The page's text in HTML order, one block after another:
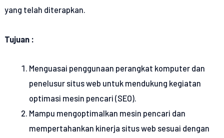
yang telah diterapkan.
Tujuan :
Menguasai penggunaan perangkat komputer dan
penelusur situs web untuk mendukung kegiatan
optimasi mesin pencari (SEO).
Mampu mengoptimalkan mesin pencari dan
mempertahankan kinerja situs web sesuai dengan